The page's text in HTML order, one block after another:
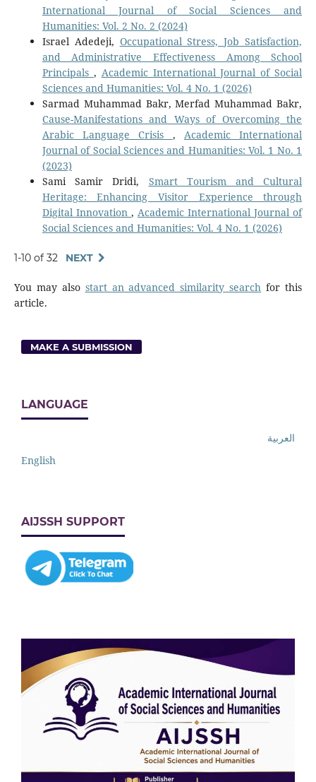
International Journal of Social Sciences and
Humanities: Vol. 2 No. 2 (2024)
Israel Adedeji, Occupational Stress, Job Satisfaction,
and Administrative Effectiveness Among School
Principals , Academic International Journal of Social
Sciences and Humanities: Vol. 4 No. 1 (2026)
Sarmad Muhammad Bakr, Merfad Muhammad Bakr,
Cause-Manifestations and Ways of Overcoming the
Arabic Language Crisis , Academic International
Journal of Social Sciences and Humanities: Vol. 1 No. 1
(2023)
Sami Samir Dridi, Smart Tourism and Cultural
Heritage: Enhancing Visitor Experience through
Digital Innovation , Academic International Journal of
Social Sciences and Humanities: Vol. 4 No. 1 (2026)
1-10 of 32 NEXT
You may also start an advanced similarity search for this
article.
MAKE A SUBMISSION
LANGUAGE
العربية
English
AIJSSH SUPPORT